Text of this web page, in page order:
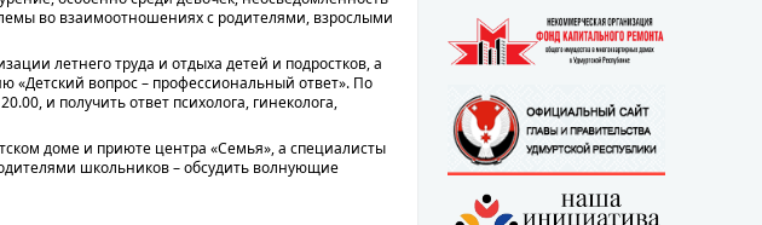
во взаимоотношениях с родителями, взрослыми
летнего труда и отдыха детей и подростков, а
вопрос – профессиональный ответ». По
и получить ответ психолога, гинеколога,
доме и приюте центра «Семья», а специалисты
школьников – обсудить волнующие